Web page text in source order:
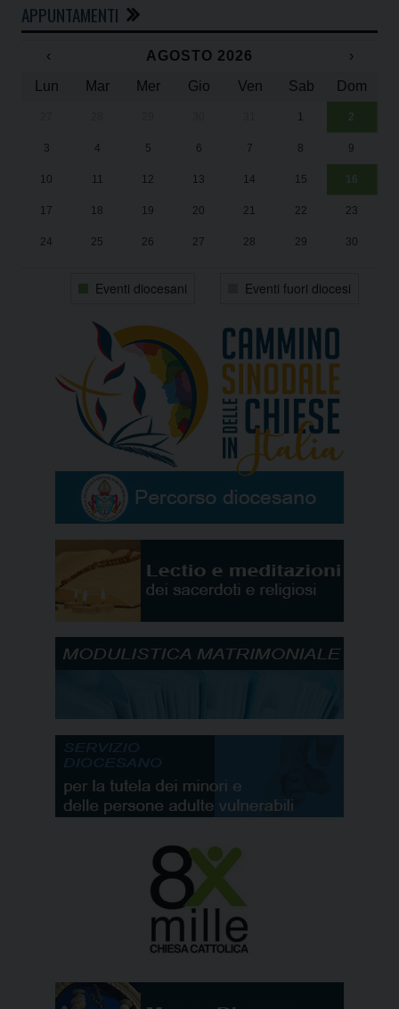
APPUNTAMENTI
‹ AGOSTO 2026
›
Lun
Mar Mer Gio Ven Sab Dom
1 2
3 4 5 6 7 8 9
10 11 12 13 14 15 16
17 18 19 20 21 22 23
24 25 26 27 28 29 30
Eventi diocesani Eventi fuori diocesi